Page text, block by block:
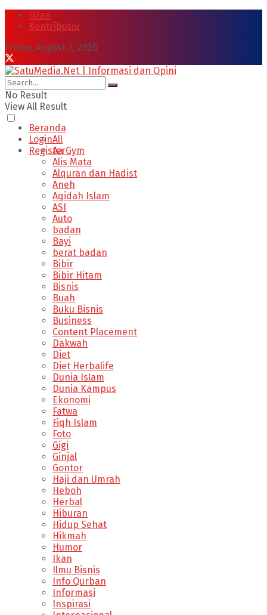
Iklan
Kontributor
Friday, August 7, 2026
No Result
View All Result
Login
Register
Beranda
All
Aa Gym
Alis Mata
Alquran dan Hadist
Aneh
Aqidah Islam
ASI
Auto
badan
Bayi
berat badan
Bibir
Bibir Hitam
Bisnis
Buah
Buku Bisnis
Business
Content Placement
Dakwah
Diet
Diet Herbalife
Dunia Islam
Dunia Kampus
Ekonomi
Fatwa
Fiqh Islam
Foto
Gigi
Ginjal
Gontor
Haji dan Umrah
Heboh
Herbal
Hiburan
Hidup Sehat
Hikmah
Humor
Ikan
Ilmu Bisnis
Info Qurban
Informasi
Inspirasi